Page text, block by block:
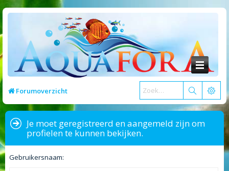
Forumoverzicht
Je moet geregistreerd en aangemeld zijn om
profielen te kunnen bekijken.
Gebruikersnaam: